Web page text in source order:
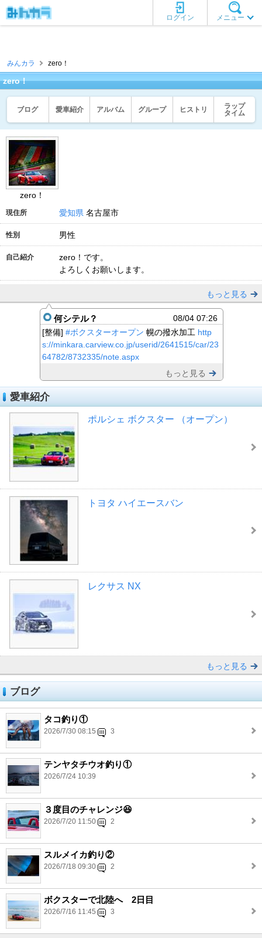
メニュー
ログイン
みんカラ zero！
zero！
ブログ 愛車紹介 アルバム グループ ヒストリ
ラップ
タイム
zero！
現住所 愛知県 名古屋市
性別 男性
自己紹介
zero！です。
よろしくお願いします。
もっと見る
何シテル？
08/04 07:26
[整備] #ボクスターオープン 幌の撥水加工 http
s://minkara.carview.co.jp/userid/2641515/car/23
64782/8732335/note.aspx
もっと見る
愛車紹介
ポルシェ ボクスター （オープン）
トヨタ ハイエースバン
レクサス NX
もっと見る
ブログ
タコ釣り①
2026/7/30 08:15 3
テンヤタチウオ釣り①
2026/7/24 10:39
３度目のチャレンジ😆
2026/7/20 11:50 2
スルメイカ釣り②
2026/7/18 09:30 2
ボクスターで北陸へ 2日目
2026/7/16 11:45 3